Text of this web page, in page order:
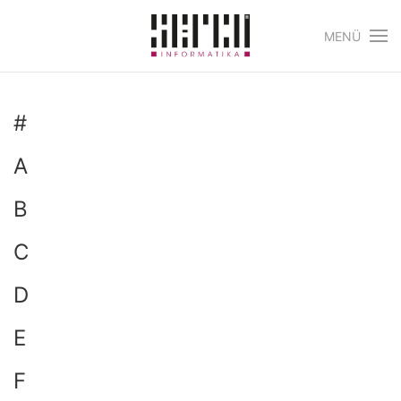
Skip to main content
MENÜ
#
A
B
C
D
E
F